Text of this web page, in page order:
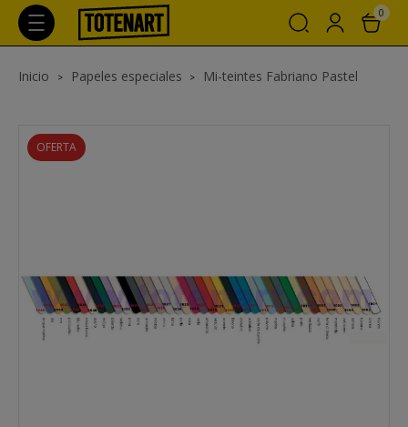
0
Inicio Papeles especiales Mi-teintes Fabriano Pastel
OFERTA